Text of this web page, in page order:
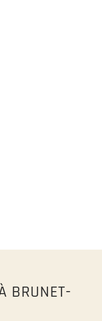
BRUNET-